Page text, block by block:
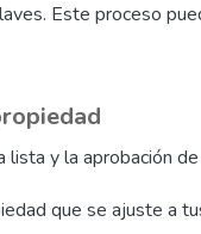
Este proceso
lista y la aprobación
que se ajuste a